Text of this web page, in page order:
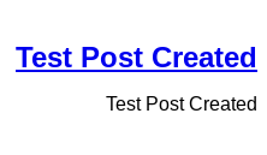
Test Post Created
Test Post Created